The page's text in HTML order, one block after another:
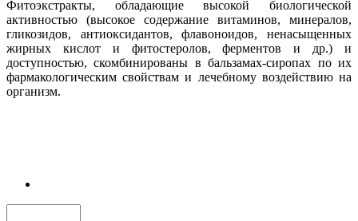
Фитоэкстракты, обладающие высокой биологической
активностью (высокое содержание витаминов, минералов,
гликозидов, антиоксидантов, флавоноидов, ненасыщенных
жирных кислот и фитостеролов, ферментов и др.) и
доступностью, скомбинированы в бальзамах-сиропах по их
фармакологическим свойствам и лечебному воздействию на
организм.